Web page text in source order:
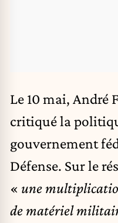
Le 10 mai, André
critiqué la
gouvernement
Défense. Sur le
« une
de matériel